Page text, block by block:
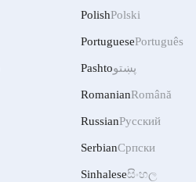
PolishPolski
PortuguesePortuguês
Pashtoپښتو
RomanianRomână
RussianРусский
SerbianСрпски
Sinhaleseසිංහල